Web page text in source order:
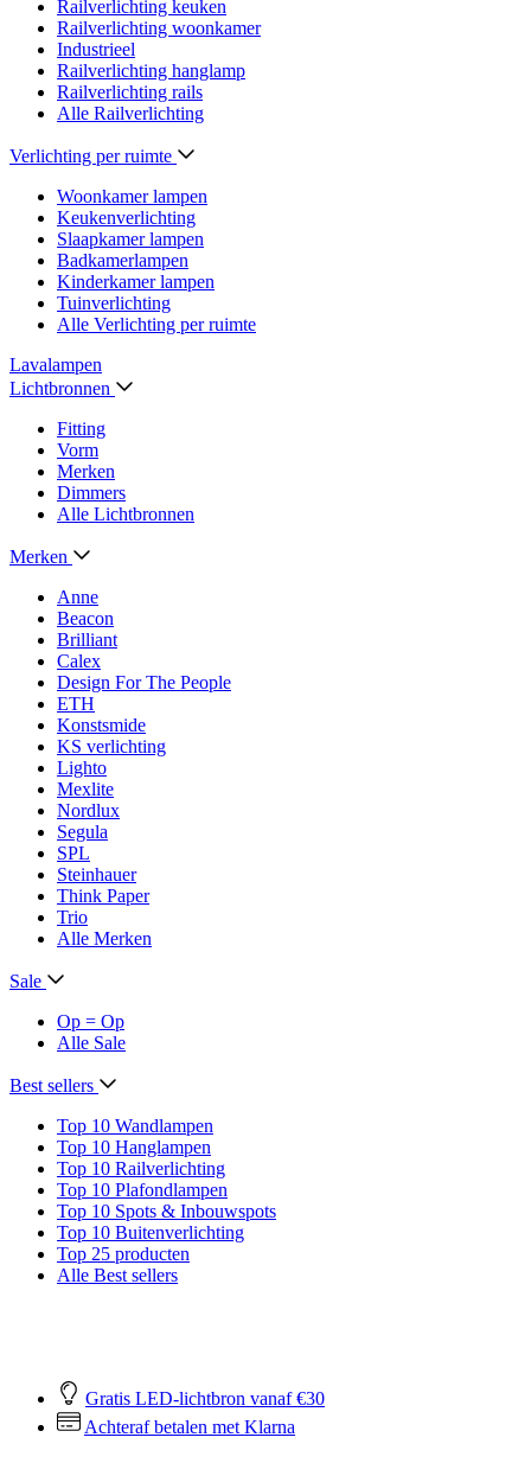
Railverlichting keuken
Railverlichting woonkamer
Industrieel
Railverlichting hanglamp
Railverlichting rails
Alle Railverlichting
Verlichting per ruimte
Woonkamer lampen
Keukenverlichting
Slaapkamer lampen
Badkamerlampen
Kinderkamer lampen
Tuinverlichting
Alle Verlichting per ruimte
Lavalampen
Lichtbronnen
Fitting
Vorm
Merken
Dimmers
Alle Lichtbronnen
Merken
Anne
Beacon
Brilliant
Calex
Design For The People
ETH
Konstsmide
KS verlichting
Lighto
Mexlite
Nordlux
Segula
SPL
Steinhauer
Think Paper
Trio
Alle Merken
Sale
Op = Op
Alle Sale
Best sellers
Top 10 Wandlampen
Top 10 Hanglampen
Top 10 Railverlichting
Top 10 Plafondlampen
Top 10 Spots & Inbouwspots
Top 10 Buitenverlichting
Top 25 producten
Alle Best sellers
Gratis LED-lichtbron vanaf €30
Achteraf betalen met Klarna